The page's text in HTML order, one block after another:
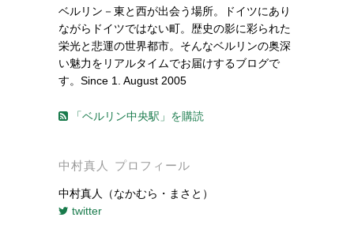
ベルリン－東と西が出会う場所。ドイツにあり
ながらドイツではない町。歴史の影に彩られた
栄光と悲運の世界都市。そんなベルリンの奥深
い魅力をリアルタイムでお届けするブログで
す。Since 1. August 2005
「ベルリン中央駅」を購読
中村真人 プロフィール
中村真人（なかむら・まさと）
twitter